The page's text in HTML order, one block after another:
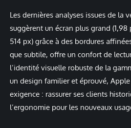
Les dernières analyses issues de la
suggèrent un écran plus grand
514 px) grâce à des bordures
que subtile, offre un confort de
l’identité visuelle robuste de la
un design familier et éprouvé,
exigence : rassurer ses clients
l’ergonomie pour les nouveaux